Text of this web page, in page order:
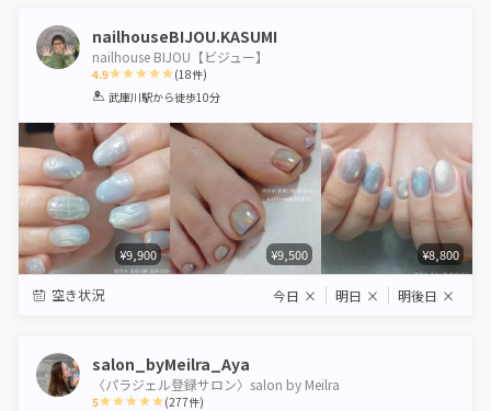
nailhouseBIJOU.KASUMI
nailhouse BIJOU【ビジュー】
4.9
1 2 3 4 5
(18件)
武庫川駅から徒歩10分
¥9,900 ¥9,500 ¥8,800
空き状況 今日 × 明日 × 明後日 ×
salon_byMeilra_Aya
〈パラジェル登録サロン〉salon by Meilra
5 (277件)